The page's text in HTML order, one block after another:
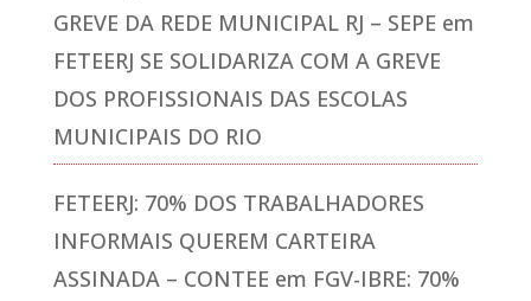
GREVE DA REDE MUNICIPAL RJ – SEPE em
FETEERJ SE SOLIDARIZA COM A GREVE
DOS PROFISSIONAIS DAS ESCOLAS
MUNICIPAIS DO RIO
FETEERJ: 70% DOS TRABALHADORES
INFORMAIS QUEREM CARTEIRA
ASSINADA – CONTEE em FGV-IBRE: 70%